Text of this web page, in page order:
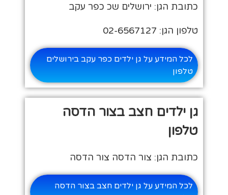
כתובת הגן: ירושלים שכ כפר עקב
טלפון הגן: 02-6567127
לכל המידע על גן ילדים כפר עקב בירושלים
טלפון
גן ילדים חצב בצור הדסה
טלפון
כתובת הגן: צור הדסה צור הדסה
לכל המידע על גן ילדים חצב בצור הדסה